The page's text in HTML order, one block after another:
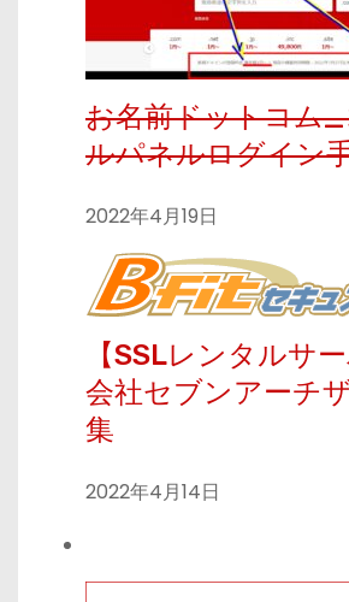
お名前ドットコム
ルパネルログイン
2022年4月19日
【SSLレンタルサ
会社セブンアーチ
集
2022年4月14日